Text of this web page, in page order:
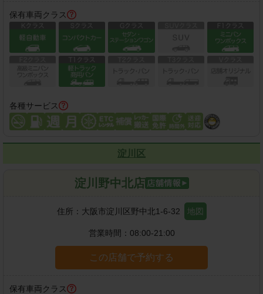
保有車両クラス
各種サービス
淀川区
淀川野中北店
住所： 大阪市淀川区野中北1-6-32 地図
営業時間： 08:00-21:00
この店舗で予約する
保有車両クラス